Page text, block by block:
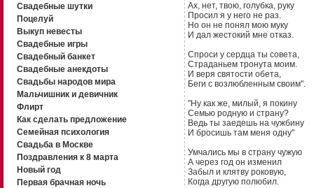
Свадебные шутки
Поцелуй
Выкуп невесты
Свадебные игры
Свадебный банкет
Свадебные анекдоты
Свадьбы народов мира
Мальчишник и девичник
Флирт
Как сделать предложение
Семейная психология
Свадьба в Москве
Поздравления к 8 марта
Новый год
Первая брачная ночь
Ах, нет, твою, голубка, руку
Просил я у него не раз.
Но он не понял мою муку
И дал жестокий мне отказ.
Спроси у сердца ты совета,
Страданьем тронута моим.
И веря святости обета,
Беги с возлюбленным своим".
"Ну как же, милый, я покину
Семью родную и страну?
Ведь ты заедешь на чужбину
И бросишь там меня одну"
Умчались мы в страну чужую
А через год он изменил
Забыл и клятву роковую,
Когда другую полюбил.